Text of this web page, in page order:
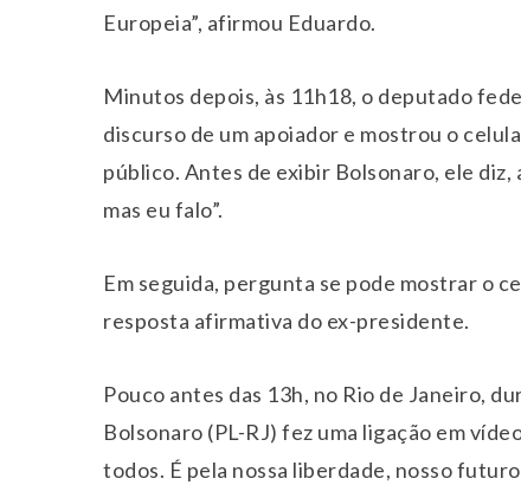
Europeia”, afirmou Eduardo.
Minutos depois, às 11h18, o deputado
discurso de um apoiador e mostrou o
público. Antes de exibir Bolsonaro, ele
mas eu falo”.
Em seguida, pergunta se pode mostrar o
resposta afirmativa do ex-presidente.
Pouco antes das 13h, no Rio de Janeiro,
Bolsonaro (PL-RJ) fez uma ligação em
todos. É pela nossa liberdade, nosso